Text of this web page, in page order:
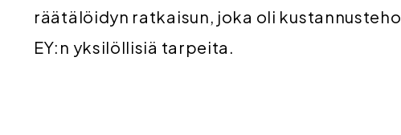
räätälöidyn ratkaisun, joka oli
EY:n yksilöllisiä tarpeita.